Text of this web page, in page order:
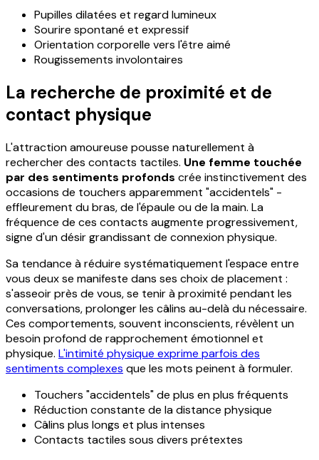
Pupilles dilatées et regard lumineux
Sourire spontané et expressif
Orientation corporelle vers l'être aimé
Rougissements involontaires
La recherche de proximité et de
contact physique
L'attraction amoureuse pousse naturellement à
rechercher des contacts tactiles. Une femme touchée
par des sentiments profonds crée instinctivement des
occasions de touchers apparemment "accidentels" -
effleurement du bras, de l'épaule ou de la main. La
fréquence de ces contacts augmente progressivement,
signe d'un désir grandissant de connexion physique.
Sa tendance à réduire systématiquement l'espace entre
vous deux se manifeste dans ses choix de placement :
s'asseoir près de vous, se tenir à proximité pendant les
conversations, prolonger les câlins au-delà du nécessaire.
Ces comportements, souvent inconscients, révèlent un
besoin profond de rapprochement émotionnel et
physique. L'intimité physique exprime parfois des
sentiments complexes que les mots peinent à formuler.
Touchers "accidentels" de plus en plus fréquents
Réduction constante de la distance physique
Câlins plus longs et plus intenses
Contacts tactiles sous divers prétextes